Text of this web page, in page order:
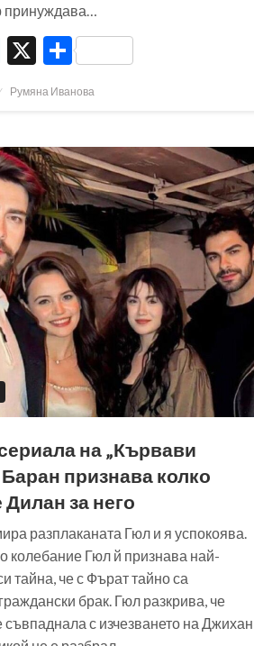
LinkedIn
X Share
Румяна Иванова
на „Кървави
Баран признава колко
Дилан за него
разплаканата Гюл и я успокоява.
колебание Гюл й признава най-
тайна, че с Фърат тайно са
брак. Гюл разкрива, че
съвпаднала с изчезването на Джихан